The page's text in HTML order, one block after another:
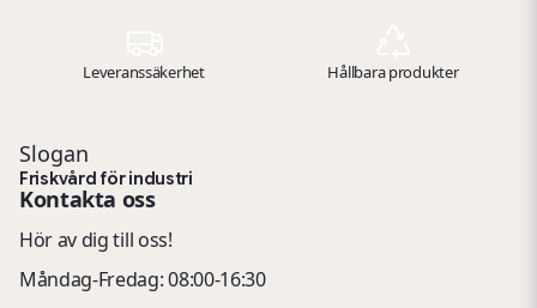
Leveranssäkerhet Hållbara produkter
Slogan
Friskvård för industri
Kontakta oss
Hör av dig till oss!
Måndag-Fredag: 08:00-16:30